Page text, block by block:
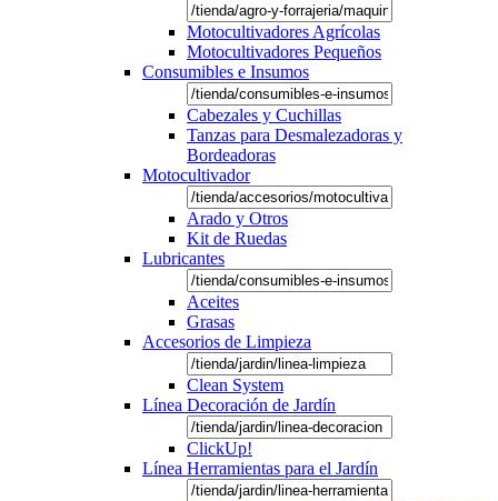
Motocultivadores Agrícolas
Motocultivadores Pequeños
Consumibles e Insumos
Cabezales y Cuchillas
Tanzas para Desmalezadoras y
Bordeadoras
Motocultivador
Arado y Otros
Kit de Ruedas
Lubricantes
Aceites
Grasas
Accesorios de Limpieza
Clean System
Línea Decoración de Jardín
ClickUp!
Línea Herramientas para el Jardín